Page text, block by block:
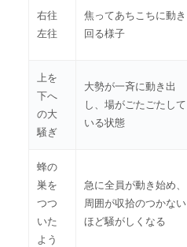
右往
左往
焦ってあちこちに動き
回る様子
上を
下へ
の大
騒ぎ
大勢が一斉に動き出
し、場がごたごたして
いる状態
蜂の
巣を
つつ
いた
よう
急に全員が動き始め、
周囲が収拾のつかない
ほど騒がしくなる